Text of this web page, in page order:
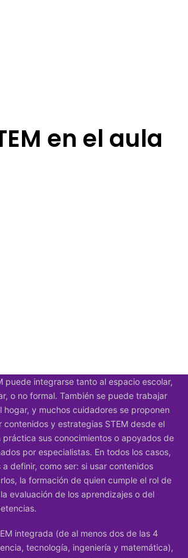
en el aula
puede integrarse tanto al espacio escolar,
o no formal. También se puede trabajar
hogar, y muchos cuidadores se proponen
contenidos y estrategias STEM desde el
práctica sus conocimientos o apoyados de
por especialistas. En todos los casos,
definir, como ser: si usar contenidos
la formación de quien cumple el rol de
evaluación de los aprendizajes o del
integrada (de al menos dos de las 4
tecnología, ingeniería y matemática),